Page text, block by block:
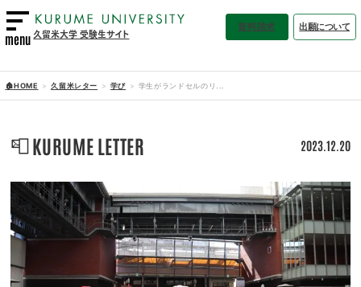
menu 久留米大学 受験生サイト
資料請求 出願について
🏠HOME 久留米レター 学び 学生がランドセルのリ...
📮KURUME LETTER 2023.12.20